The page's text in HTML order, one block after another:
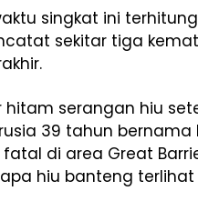
singkat ini
sekitar tiga
serangan hiu
39 tahun bernama
di area Great
hiu banteng terlihat